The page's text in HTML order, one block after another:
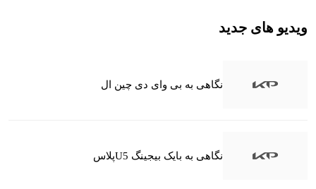
ویدیو های جدید
نگاهی به بی وای دی چین ال
نگاهی به بایک بیجینگ U5پلاس